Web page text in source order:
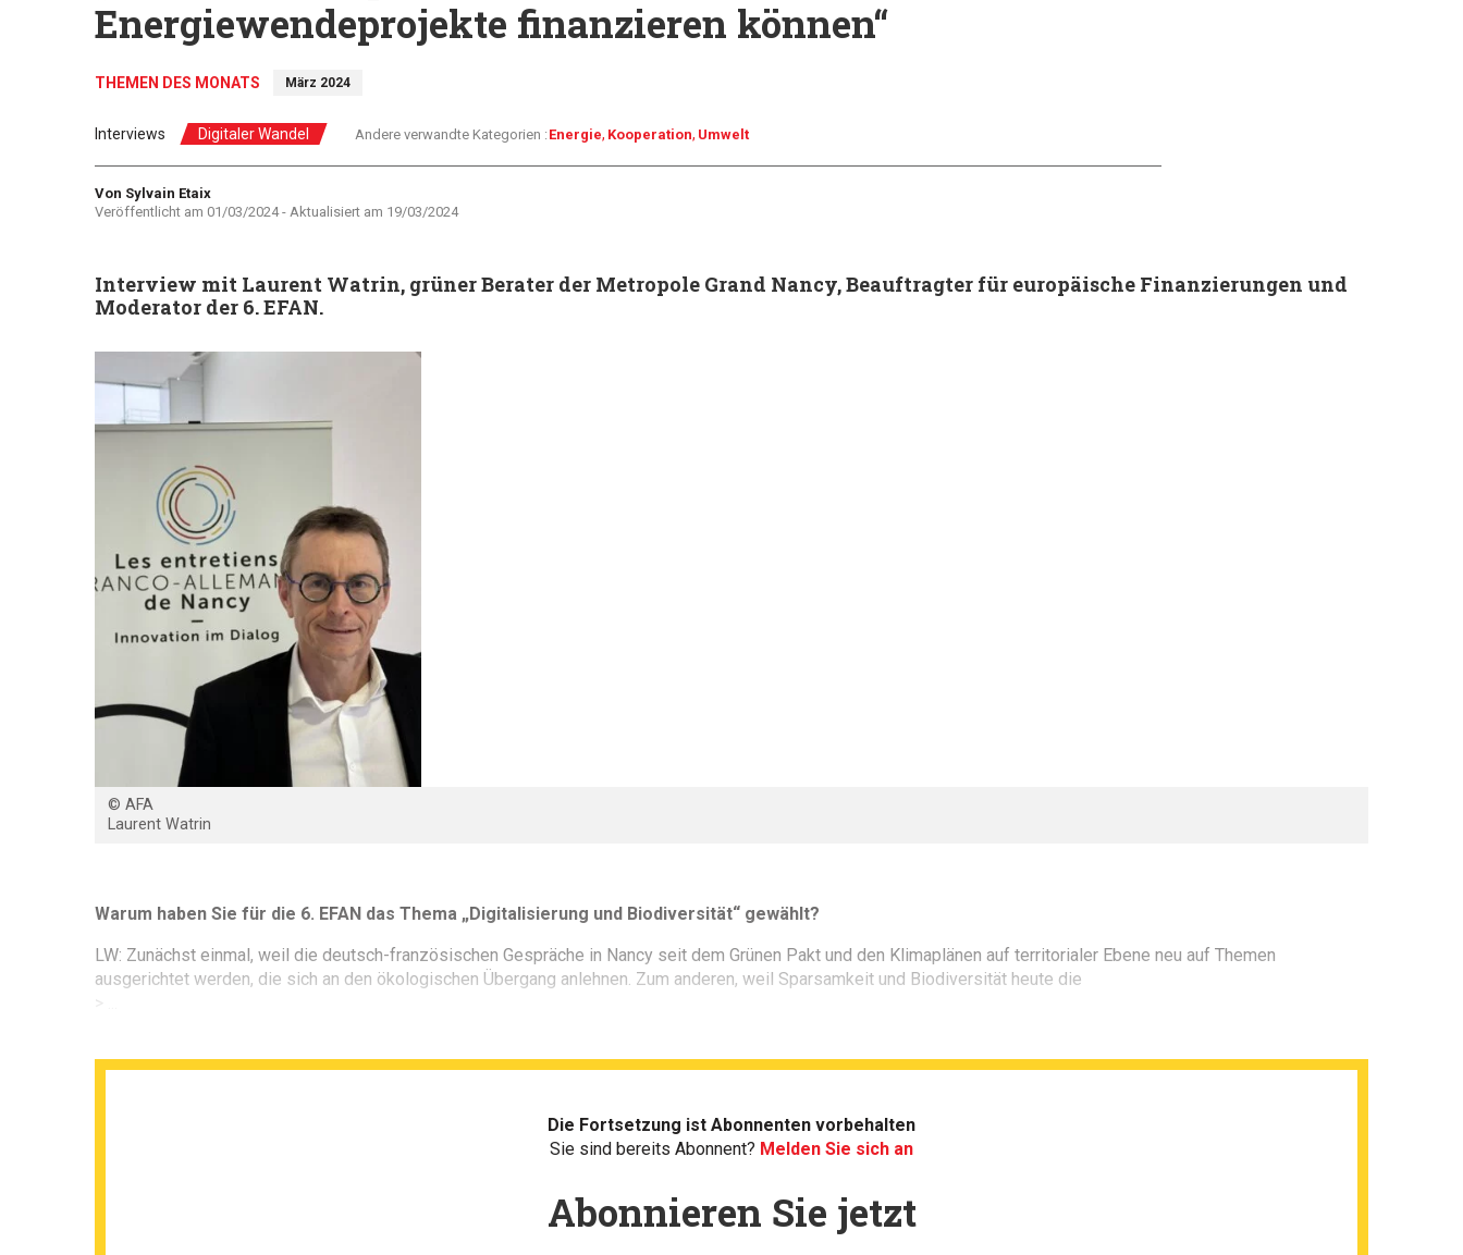
Energiewendeprojekte finanzieren können“
THEMEN DES MONATS März 2024
Interviews Digitaler Wandel Andere verwandte Kategorien : Energie Kooperation Umwelt
Autor
Von Sylvain Etaix
Veröffentlicht am 01/03/2024- Aktualisiert am 19/03/2024
Interview mit Laurent Watrin, grüner Berater der Metropole Grand Nancy, Beauftragter für europäische Finanzierungen und
Moderator der 6. EFAN.
© AFA
Laurent Watrin
Warum haben Sie für die 6. EFAN das Thema „Digitalisierung und Biodiversität“ gewählt?
LW: Zunächst einmal, weil die deutsch-französischen Gespräche in Nancy seit dem Grünen Pakt und den Klimaplänen auf territorialer Ebene neu auf Themen
ausgerichtet werden, die sich an den ökologischen Übergang anlehnen. Zum anderen, weil Sparsamkeit und Biodiversität heute die
> ...
Die Fortsetzung ist Abonnenten vorbehalten
Sie sind bereits Abonnent? Melden Sie sich an
Abonnieren Sie jetzt